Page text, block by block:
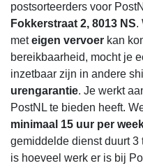
postsorteerders voor
Fokkerstraat 2, 8013 NS.
meteigen vervoer kan
bereikbaarheid, mocht je
inzetbaar zijn in andere
urengarantie. Je werkt
PostNL te bieden heeft.
minimaal 15 uur per
gemiddelde dienst duurt 3
is hoeveel werk er is bij